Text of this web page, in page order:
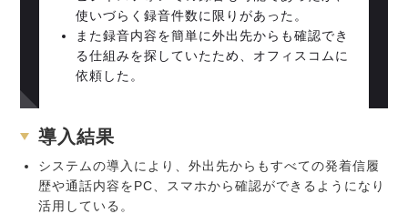
使いづらく録音件数に限りがあった。
また録音内容を簡単に外出先からも確認でき
る仕組みを探していたため、オフィスコムに
依頼した。
導入結果
システムの導入により、外出先からもすべての発着信履
歴や通話内容をPC、スマホから確認ができるようになり
活用している。